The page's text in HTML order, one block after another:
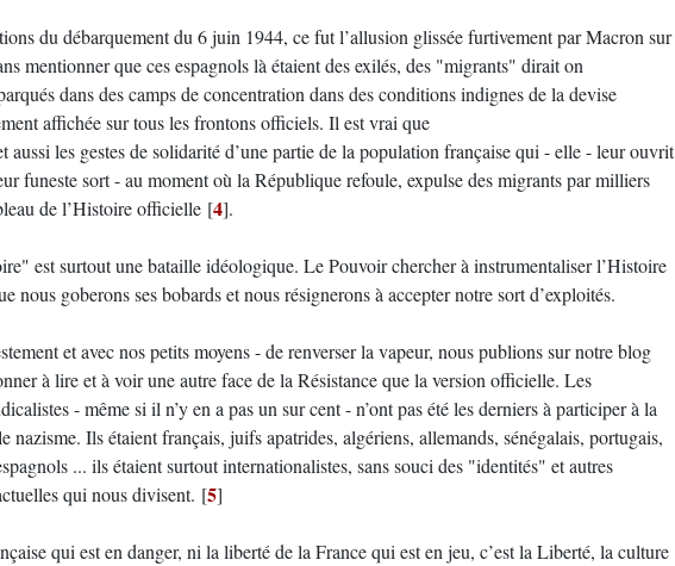
du débarquement du 6 juin 1944, ce fut l’allusion glissée furtivement par Macron sur
mentionner que ces espagnols là étaient des exilés, des "migrants" dirait on
dans des camps de concentration dans des conditions indignes de la devise
affichée sur tous les frontons officiels. Il est vrai que
aussi les gestes de solidarité d’une partie de la population française qui - elle - leur ouvrit
funeste sort - au moment où la République refoule, expulse des migrants par milliers
de l’Histoire officielle [4].
est surtout une bataille idéologique. Le Pouvoir chercher à instrumentaliser l’Histoire
nous goberons ses bobards et nous résignerons à accepter notre sort d’exploités.
et avec nos petits moyens - de renverser la vapeur, nous publions sur notre blog
à lire et à voir une autre face de la Résistance que la version officielle. Les
- même si il n’y en a pas un sur cent - n’ont pas été les derniers à participer à la
nazisme. Ils étaient français, juifs apatrides, algériens, allemands, sénégalais, portugais,
... ils étaient surtout internationalistes, sans souci des "identités" et autres
qui nous divisent. [5]
qui est en danger, ni la liberté de la France qui est en jeu, c’est la Liberté, la culture